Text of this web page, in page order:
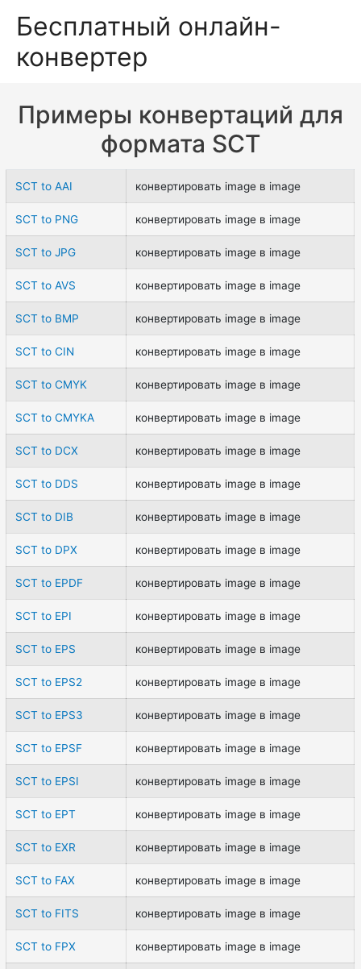
Бесплатный онлайн-
конвертер
Примеры конвертаций для
формата SCT
SCT to AAI конвертировать image в image
SCT to PNG конвертировать image в image
SCT to JPG конвертировать image в image
SCT to AVS конвертировать image в image
SCT to BMP конвертировать image в image
SCT to CIN конвертировать image в image
SCT to CMYK конвертировать image в image
SCT to CMYKA конвертировать image в image
SCT to DCX конвертировать image в image
SCT to DDS конвертировать image в image
SCT to DIB конвертировать image в image
SCT to DPX конвертировать image в image
SCT to EPDF конвертировать image в image
SCT to EPI конвертировать image в image
SCT to EPS конвертировать image в image
SCT to EPS2 конвертировать image в image
SCT to EPS3 конвертировать image в image
SCT to EPSF конвертировать image в image
SCT to EPSI конвертировать image в image
SCT to EPT конвертировать image в image
SCT to EXR конвертировать image в image
SCT to FAX конвертировать image в image
SCT to FITS конвертировать image в image
SCT to FPX конвертировать image в image